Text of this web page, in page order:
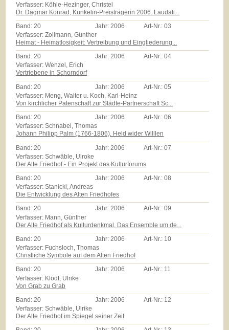
Verfasser: Köhle-Hezinger, Christel
Dr. Dagmar Konrad, Künkelin-Preisträgerin 2006. Laudati...
Band:20 Jahr:2006 Art-Nr.:03
Verfasser: Zollmann, Günther
Heimat - Heimatlosigkeit: Vertreibung und Eingliederung...
Band:20 Jahr:2006 Art-Nr.:04
Verfasser: Wenzel, Erich
Vertriebene in Schorndorf
Band: 20 Jahr: 2006 Art-Nr.:05
Verfasser: Meng, Walter u. Koch, Karl-Heinz
Von kirchlicher Patenschaft zur Städte-Partnerschaft Sc...
Band:20 Jahr:2006 Art-Nr.:06
Verfasser: Schnabel, Thomas
Johann Philipp Palm (1766-1806). Held wider Willlen
Band: 20 Jahr: 2006 Art-Nr.:07
Verfasser: Schwäble, Ulroke
Der Alte Friedhof - Ein Projekt des Kulturforums
Band:20 Jahr:2006 Art-Nr.:08
Verfasser: Stanicki, Andreas
Die Entwicklung des Alten Friedhofes
Band:20 Jahr:2006 Art-Nr.:09
Verfasser: Mann, Günther
Der Alte Friedhof als Kulturdenkmal. Das Ensemble um de...
Band:20 Jahr:2006 Art-Nr.: 10
Verfasser: Fuchsloch, Thomas
Christliche Symbole auf dem Alten Friedhof
Band:20 Jahr:2006 Art-Nr.: 11
Verfasser: Klodt, Ulrike
Von Grab zu Grab
Band: 20 Jahr: 2006 Art-Nr.: 12
Verfasser: Schwäble, Ulrike
Der Alte Friedhof im Spiegel seiner Zeit